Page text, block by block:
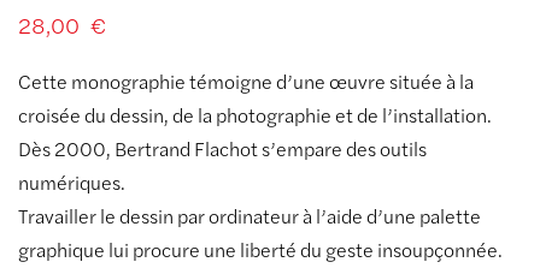
28,00 €
Cette monographie témoigne d’une œuvre située à la
croisée du dessin, de la photographie et de l’installation.
Dès 2000, Bertrand Flachot s’empare des outils
numériques.
Travailler le dessin par ordinateur à l’aide d’une palette
graphique lui procure une liberté du geste insoupçonnée.